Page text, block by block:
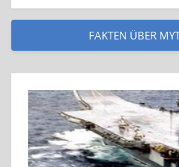
FAKTEN ÜBER